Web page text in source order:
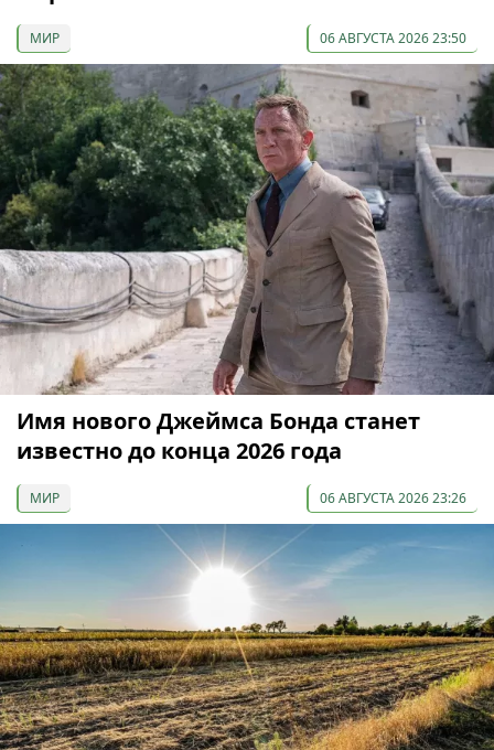
МИР 06 АВГУСТА 2026 23:50
Имя нового Джеймса Бонда станет
известно до конца 2026 года
МИР 06 АВГУСТА 2026 23:26